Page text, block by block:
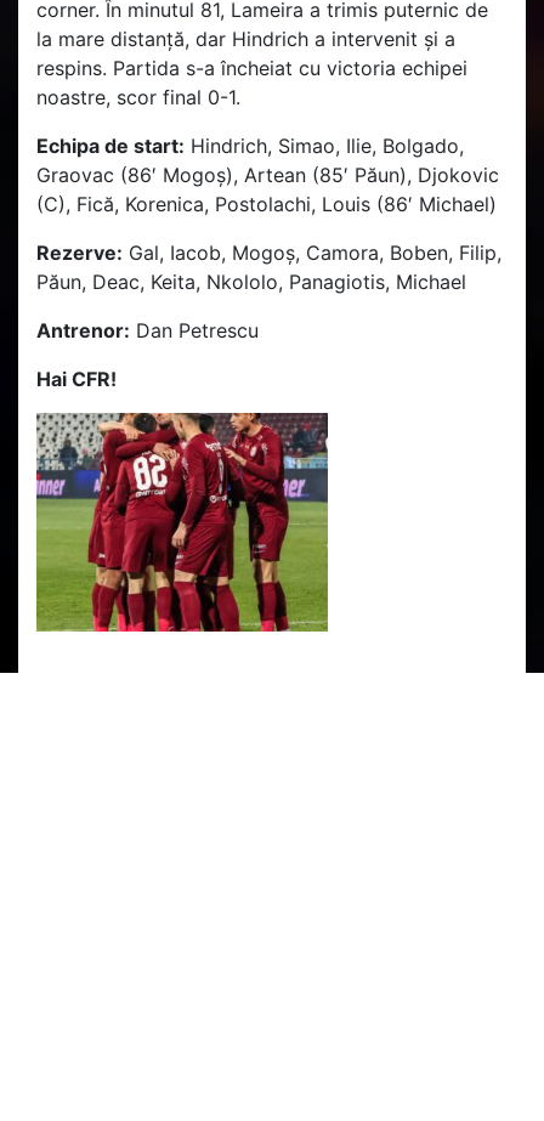
corner. În minutul 81, Lameira a trimis puternic de
la mare distanță, dar Hindrich a intervenit și a
respins. Partida s-a încheiat cu victoria echipei
noastre, scor final 0-1.
Echipa de start: Hindrich, Simao, Ilie, Bolgado,
Graovac (86′ Mogoș), Artean (85′ Păun), Djokovic
(C), Fică, Korenica, Postolachi, Louis (86′ Michael)
Rezerve: Gal, Iacob, Mogoș, Camora, Boben, Filip,
Păun, Deac, Keita, Nkololo, Panagiotis, Michael
Antrenor: Dan Petrescu
Hai CFR!